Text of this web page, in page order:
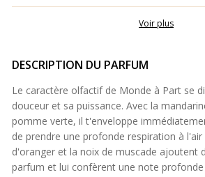
Voir plus
DESCRIPTION DU PARFUM
Le caractère olfactif de Monde à Part se
douceur et sa puissance. Avec la
pomme verte, il t'enveloppe
de prendre une profonde respiration à
d'oranger et la noix de muscade ajoutent
parfum et lui confèrent une note